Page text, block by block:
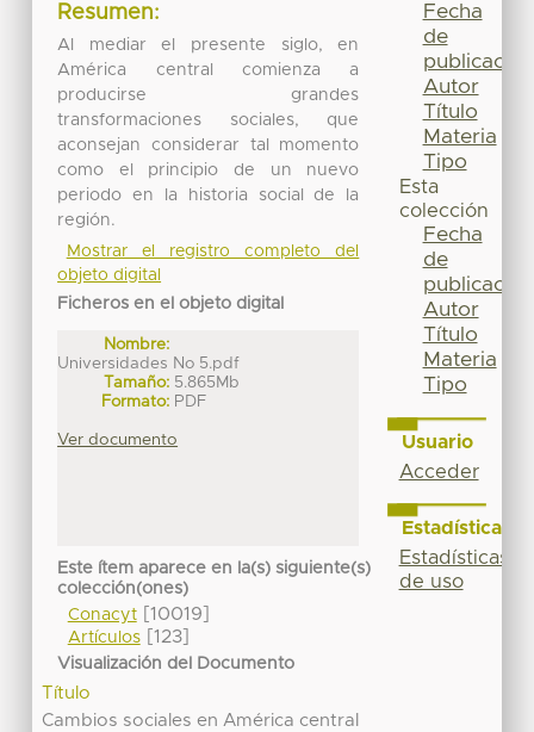
Resumen:
Al mediar el presente siglo, en
América central comienza a
producirse grandes
transformaciones sociales, que
aconsejan considerar tal momento
como el principio de un nuevo
periodo en la historia social de la
región.
Mostrar el registro completo del
objeto digital
Ficheros en el objeto digital
Nombre:
Universidades No 5.pdf
Tamaño: 5.865Mb
Formato: PDF
Ver documento
Este ítem aparece en la(s) siguiente(s)
colección(ones)
Conacyt[10019]
Artículos[123]
Visualización del Documento
Título
Cambios sociales en América central
Fecha
de
publicación
Autor
Título
Materia
Tipo
Esta
colección
Fecha
de
publicación
Autor
Título
Materia
Tipo
Usuario
Acceder
Estadísticas
Estadísticas
de uso